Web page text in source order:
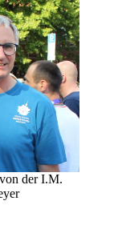
der I.M.